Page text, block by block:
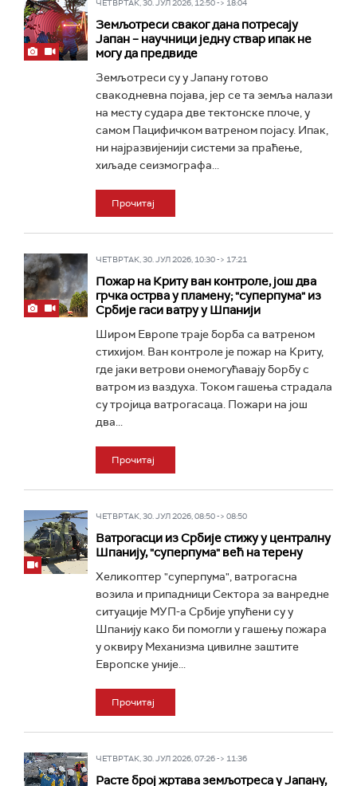
ЧЕТВРТАК, 30. ЈУЛ 2026, 12:50 -> 18:04
Земљотреси сваког дана потресају
Јапан – научници једну ствар ипак не
могу да предвиде
Земљотреси су у Јапану готово
свакодневна појава, јер се та земља налази
на месту судара две тектонске плоче, у
самом Пацифичком ватреном појасу. Ипак,
ни најразвијенији системи за праћење,
хиљаде сеизмографа...
Прочитај
ЧЕТВРТАК, 30. ЈУЛ 2026, 10:30 -> 17:21
Пожар на Криту ван контроле, још два
грчка острва у пламену; "суперпума" из
Србије гаси ватру у Шпанији
Широм Европе траје борба са ватреном
стихијом. Ван контроле је пожар на Криту,
где јаки ветрови онемогућавају борбу с
ватром из ваздуха. Током гашења страдала
су тројица ватрогасаца. Пожари на још
два...
Прочитај
ЧЕТВРТАК, 30. ЈУЛ 2026, 08:50 -> 08:50
Ватрогасци из Србије стижу у централну
Шпанију, "суперпума" већ на терену
Хеликоптер "суперпума", ватрогасна
возила и припадници Сектора за ванредне
ситуације МУП-а Србије упућени су у
Шпанију како би помогли у гашењу пожара
у оквиру Механизма цивилне заштите
Европске уније...
Прочитај
ЧЕТВРТАК, 30. ЈУЛ 2026, 07:26 -> 11:36
Расте број жртава земљотреса у Јапану,